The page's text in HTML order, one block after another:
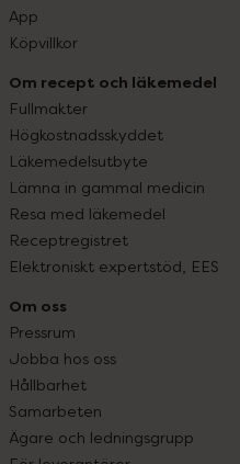
App
Köpvillkor
Om recept och läkemedel
Fullmakter
Högkostnadsskyddet
Läkemedelsutbyte
Lämna in gammal medicin
Resa med läkemedel
Receptregistret
Elektroniskt expertstöd, EES
Om oss
Pressrum
Jobba hos oss
Hållbarhet
Samarbeten
Ägare och ledningsgrupp